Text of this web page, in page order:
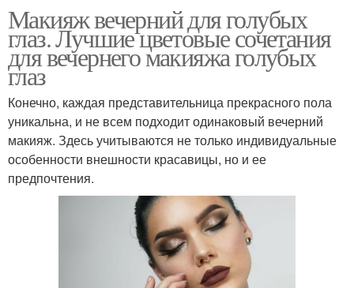
Макияж вечерний для голубых
глаз. Лучшие цветовые сочетания
для вечернего макияжа голубых
глаз
Конечно, каждая представительница прекрасного пола
уникальна, и не всем подходит одинаковый вечерний
макияж. Здесь учитываются не только индивидуальные
особенности внешности красавицы, но и ее
предпочтения.